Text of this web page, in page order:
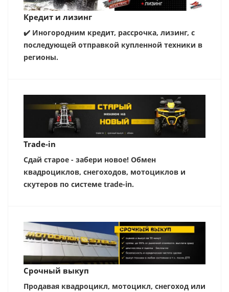
Кредит и лизинг
✔️ Иногородним кредит, рассрочка, лизинг, с
последующей отправкой купленной техники в
регионы.
Trade-in
Сдай старое - забери новое! Обмен
квадроциклов, снегоходов, мотоциклов и
скутеров по системе trade-in.
Срочный выкуп
Продавая квадроцикл, мотоцикл, снегоход или